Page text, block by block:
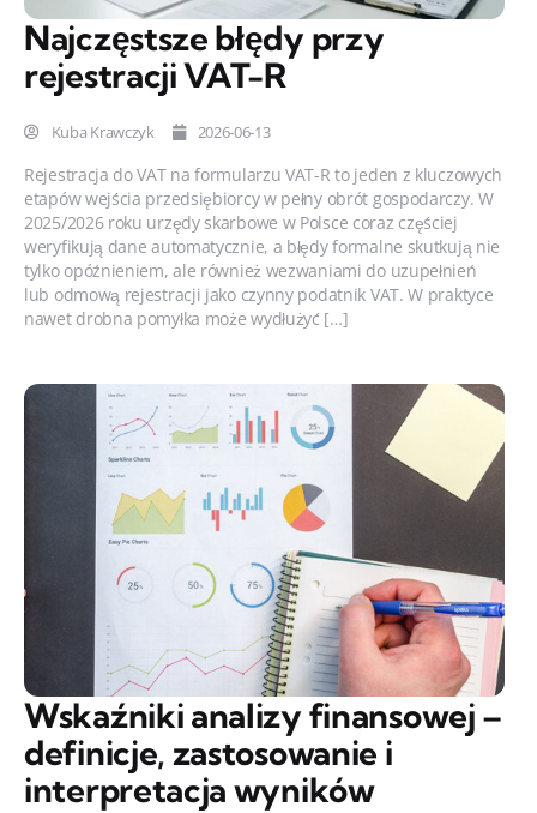
Najczęstsze błędy przy
rejestracji VAT-R
Kuba Krawczyk 2026-06-13
Rejestracja do VAT na formularzu VAT-R to jeden z kluczowych
etapów wejścia przedsiębiorcy w pełny obrót gospodarczy. W
2025/2026 roku urzędy skarbowe w Polsce coraz częściej
weryfikują dane automatycznie, a błędy formalne skutkują nie
tylko opóźnieniem, ale również wezwaniami do uzupełnień
lub odmową rejestracji jako czynny podatnik VAT. W praktyce
nawet drobna pomyłka może wydłużyć […]
Wskaźniki analizy finansowej –
definicje, zastosowanie i
interpretacja wyników